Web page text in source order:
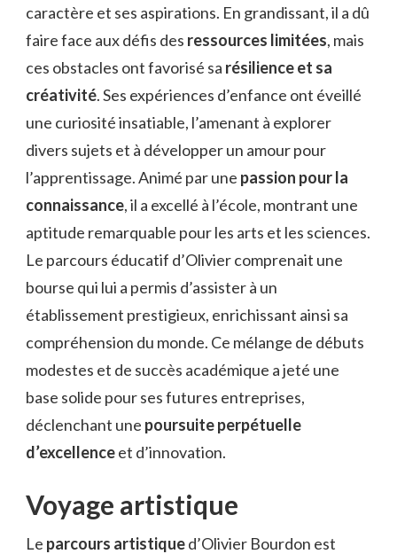
caractère et ses aspirations. En grandissant, il a dû
faire face aux défis des ressources limitées, mais
ces obstacles ont favorisé sa résilience et sa
créativité. Ses expériences d’enfance ont éveillé
une curiosité insatiable, l’amenant à explorer
divers sujets et à développer un amour pour
l’apprentissage. Animé par une passion pour la
connaissance, il a excellé à l’école, montrant une
aptitude remarquable pour les arts et les sciences.
Le parcours éducatif d’Olivier comprenait une
bourse qui lui a permis d’assister à un
établissement prestigieux, enrichissant ainsi sa
compréhension du monde. Ce mélange de débuts
modestes et de succès académique a jeté une
base solide pour ses futures entreprises,
déclenchant une poursuite perpétuelle
d’excellenceet d’innovation.
Voyage artistique
Le parcours artistiqued’Olivier Bourdon est